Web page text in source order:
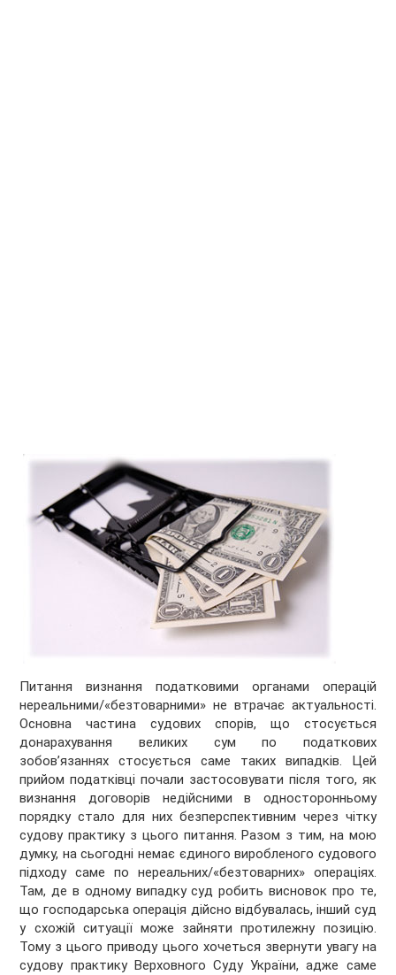
Питання визнання податковими органами операцій
нереальними/«безтоварними» не втрачає актуальності.
Основна частина судових спорів, що стосується
донарахування великих сум по податкових
зобов’язаннях стосується саме таких випадків. Цей
прийом податківці почали застосовувати після того, як
визнання договорів недійсними в односторонньому
порядку стало для них безперспективним через чітку
судову практику з цього питання. Разом з тим, на мою
думку, на сьогодні немає єдиного виробленого судового
підходу саме по нереальних/«безтоварних» операціях.
Там, де в одному випадку суд робить висновок про те,
що господарська операція дійсно відбувалась, інший суд
у схожій ситуації може зайняти протилежну позицію.
Тому з цього приводу цього хочеться звернути увагу на
судову практику Верховного Суду України, адже саме